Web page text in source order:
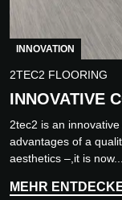
INNOVATION
2TEC2 FLOORING
INNOVATIVE
2tec2 is an
advantages of a
aesthetics –,it is now...
MEHR